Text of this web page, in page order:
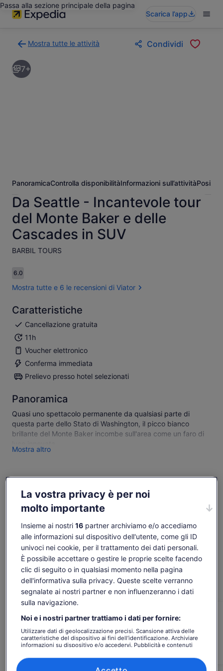
Passa alla sezione principale della pagina
Scarica l’app
Mostra tutte le attività
alla
pagina
dei
Condividi
7+
PanoramicaControlla disponibilitàInformazioni sull’attività
Da Seattle - Incantevole tour
del Monte Baker e delle
Cascades in SUV
BARBIL TOURS​
6.06.0 su 10
Mostra tutte e 6 le recensioni di Viator
Caratteristiche
Cancellazione gratuita
11h
Voucher elettronico
Conferma immediata
Prelievo presso hotel selezionati
Panoramica
Quasi uno spettacolo permanente da qualsiasi parte di
questa parte dello Stato di Washington, il picco bianco
brillante del Monte Baker incombe sull'area come un faro di
Scopri l'aspra bellezza del Monte Baker in questo viaggio di
Fai un'escursione facoltativa tra antichi alberi di sequoia e
goditi diverse ore per esplorare le meraviglie della natura da
solo e con la guida.
Questo tour avrà un massimo di 14 viaggiatori per furgone
Possiamo anche garantire che tutti i viaggiatori
appartengano a un solo gruppo/gruppo, se necessario.
Mostra altro
Controlla disponibilità
Date
dom 9 ago - dom 23 ago
Persone
1 adulto
dom 9 ago
-
lun 10 ago
688 €
mar 11 ago
688 €
mer 12 ago
688 €
Il
prezzo
è
per
688 €
tasse e oneri inclusi
per adulto*
*Puoi prenotare a un prezzo più basso
Vai ai biglietti
I contenuti di questa pagina possono essere stati
tradotti automaticamente.
Visualizza il testo originale (in inglese)
Comunicaci la tua opinione su questa traduzioneApertura
nuova
Da sapere prima di
La vostra privacy è per noi
molto importante
Insieme ai nostri 16partner archiviamo e/o accediamo
alle informazioni sul dispositivo dell'utente, come gli ID
univoci nei cookie, per il trattamento dei dati personali.
È possibile accettare o gestire le proprie scelte facendo
clic di seguito o in qualsiasi momento nella pagina
dell'informativa sulla privacy. Queste scelte verranno
segnalate ai nostri partner e non influenzeranno i dati
sulla navigazione.
Noi e i nostri partner trattiamo i dati per fornire:
Utilizzare dati di geolocalizzazione precisi. Scansione attiva delle
caratteristiche del dispositivo ai fini dell’identificazione. Archiviare
informazioni su dispositivo e/o accedervi. Pubblicità e contenuti
annunci, ricerche sul pubblico, sviluppo di servizi.
Elenco dei partner (fornitori)